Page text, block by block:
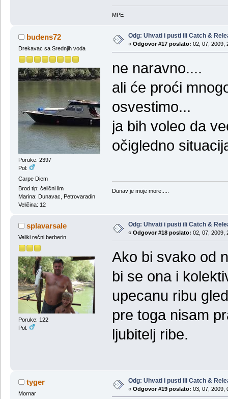
MPE
budens72
Drekavac sa Srednjih voda
Poruke: 2397
Pol:
Carpe Diem
Brod tip: čelični lim
Marina: Dunavac, Petrovaradin
Veličina: 12
Odg: Uhvati i pusti ili Catch &
« Odgovor #17 poslato: 02, 07, 2009,
ne naravno....
ali će proći
osvestimo...
ja bih voleo da
očigledno
Dunav je moje more.....
splavarsale
Veliki rečni berberin
Poruke: 122
Pol:
Odg: Uhvati i pusti ili Catch &
« Odgovor #18 poslato: 02, 07, 2009,
Ako bi svako od
bi se ona i
upecanu ribu
pre toga nisam
ljubitelj ribe.
tyger
Mornar
Odg: Uhvati i pusti ili Catch &
« Odgovor #19 poslato: 03, 07, 2009,